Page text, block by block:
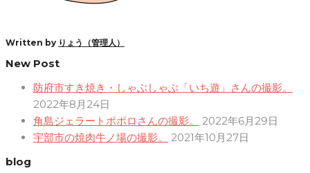
Written by りょう（管理人）
New Post
防府市すき焼き・しゃぶしゃぶ「いち遊」さんの撮影。
2022年8月24日
角島ジェラートポポロさんの撮影。
2022年6月29日
宇部市の焼肉牛ノ場の撮影。
2021年10月27日
blog